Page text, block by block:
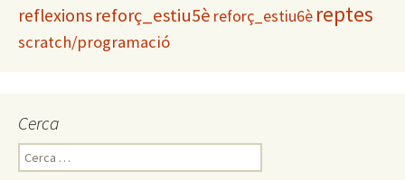
reflexions reforç_estiu5è reforç_estiu6è reptes
scratch/programació
Cerca
e